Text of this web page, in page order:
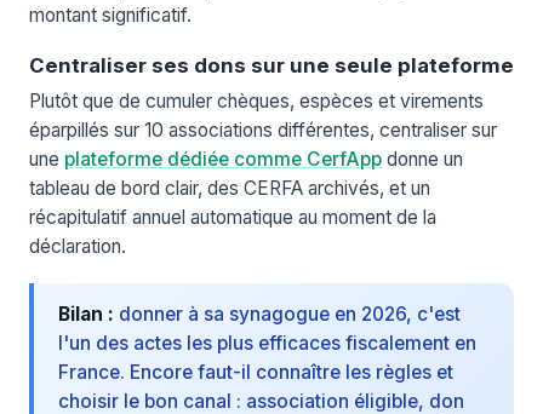
montant significatif.
Centraliser ses dons sur une seule plateforme
Plutôt que de cumuler chèques, espèces et virements
éparpillés sur 10 associations différentes, centraliser sur
une plateforme dédiée comme CerfApp donne un
tableau de bord clair, des CERFA archivés, et un
récapitulatif annuel automatique au moment de la
déclaration.
Bilan : donner à sa synagogue en 2026, c'est
l'un des actes les plus efficaces fiscalement en
France. Encore faut-il connaître les règles et
choisir le bon canal : association éligible, don